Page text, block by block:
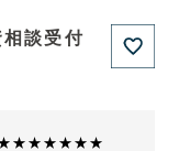
談受付